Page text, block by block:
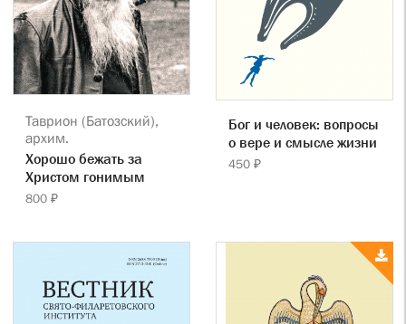
Таврион (Батозский),
архим.
Хорошо бежать за
Христом гонимым
800 ₽
Бог и человек: вопросы
о вере и смысле жизни
450 ₽